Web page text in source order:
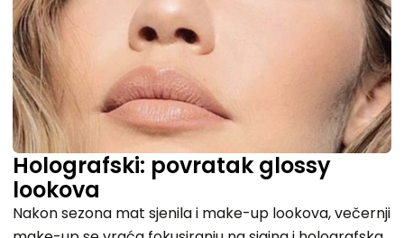
Holografski: povratak glossy
lookova
Nakon sezona mat sjenila i make-up lookova, večernji